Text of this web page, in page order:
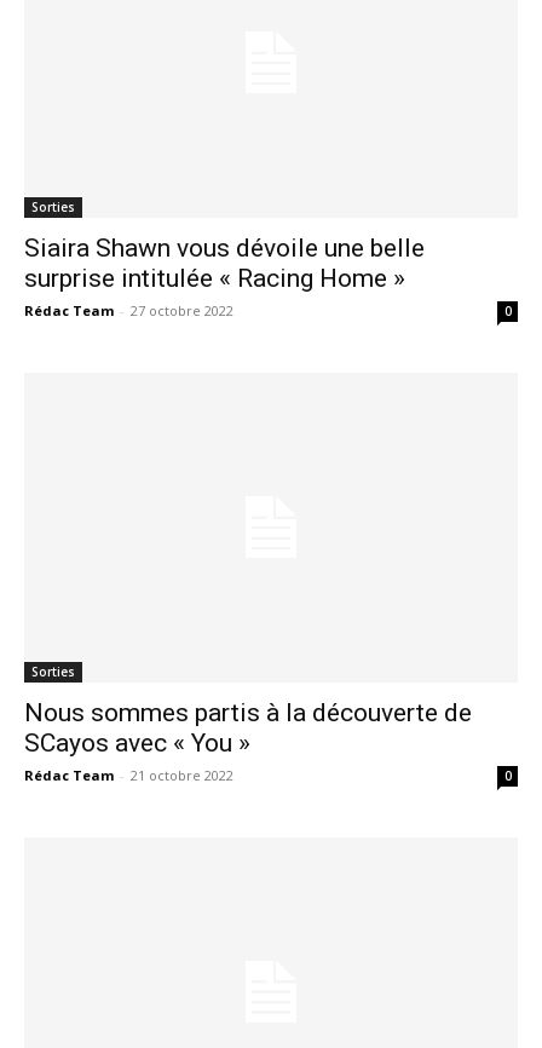
Sorties
Siaira Shawn vous dévoile une belle
surprise intitulée « Racing Home »
Rédac Team - 27 octobre 2022 0
Sorties
Nous sommes partis à la découverte de
SCayos avec « You »
Rédac Team - 21 octobre 2022 0